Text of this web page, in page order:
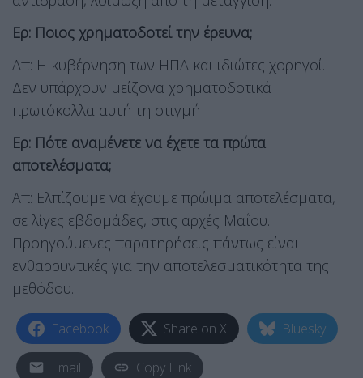
Ερ: Ποιος χρηματοδοτεί την έρευνα;
Απ: Η κυβέρνηση των ΗΠΑ και ιδιώτες χορηγοί.
Δεν υπάρχουν μείζονα χρηματοδοτικά
πρωτόκολλα αυτή τη στιγμή
Ερ: Πότε αναμένετε να έχετε τα πρώτα
αποτελέσματα;
Απ: Ελπίζουμε να έχουμε πρώιμα αποτελέσματα,
σε λίγες εβδομάδες, στις αρχές Μαΐου.
Προηγούμενες παρατηρήσεις πάντως είναι
ενθαρρυντικές για την αποτελεσματικότητα της
μεθόδου.
Facebook Share on X Bluesky
Email Copy Link